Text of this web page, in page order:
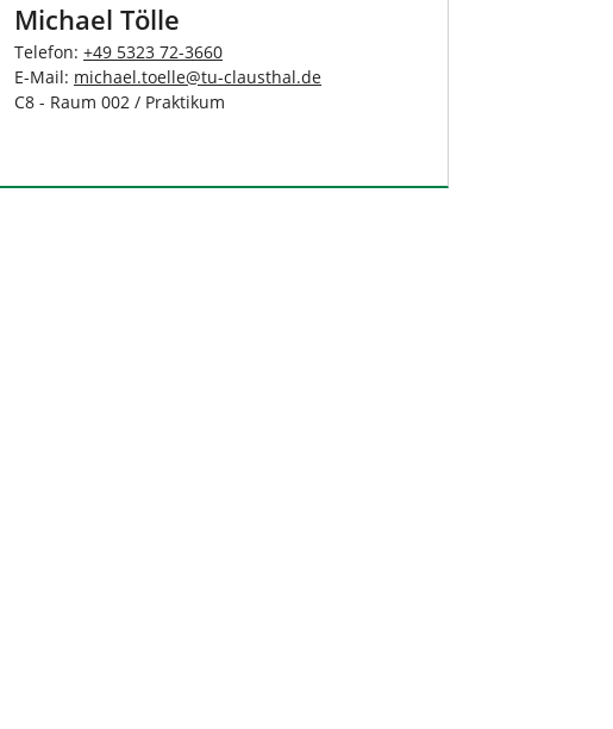
Michael Tölle
Telefon: +49 5323 72-3660
E-Mail: michael.toelle@tu-clausthal.de
C8 - Raum 002 / Praktikum